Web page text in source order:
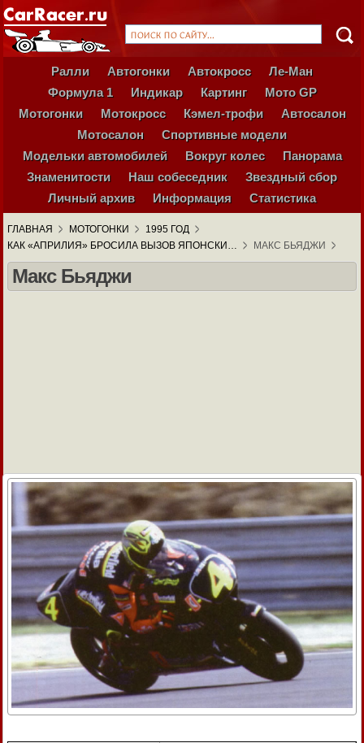
Ралли Автогонки Автокросс
Ле-Ман
Формула 1
Индикар Картинг
Мото GP
Мотогонки
Мотокросс Кэмел-трофи
Автосалон
Мотосалон
Спортивные модели
Модельки автомобилей
Вокруг колес
Панорама
Знаменитости
Наш собеседник
Звездный сбор
Личный архив
Информация Статистика
ГЛАВНАЯ МОТОГОНКИ
1995 ГОД
КАК «АПРИЛИЯ» БРОСИЛА ВЫЗОВ ЯПОНСКИ…
МАКС БЬЯДЖИ
Макс Бьяджи